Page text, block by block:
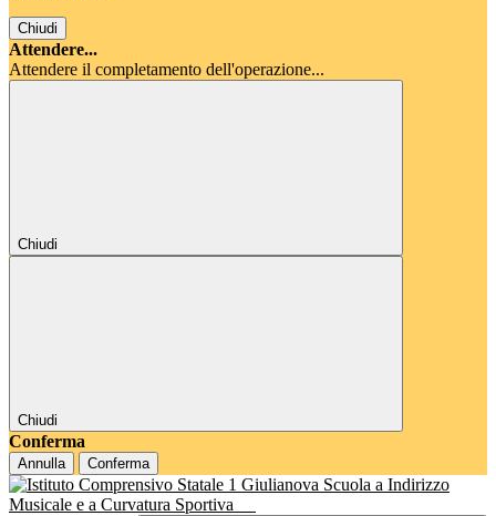
Chiudi
Attendere...
Attendere il completamento dell'operazione...
Chiudi
Chiudi
Conferma
Annulla Conferma
Scuola a Indirizzo
Musicale e a Curvatura Sportiva